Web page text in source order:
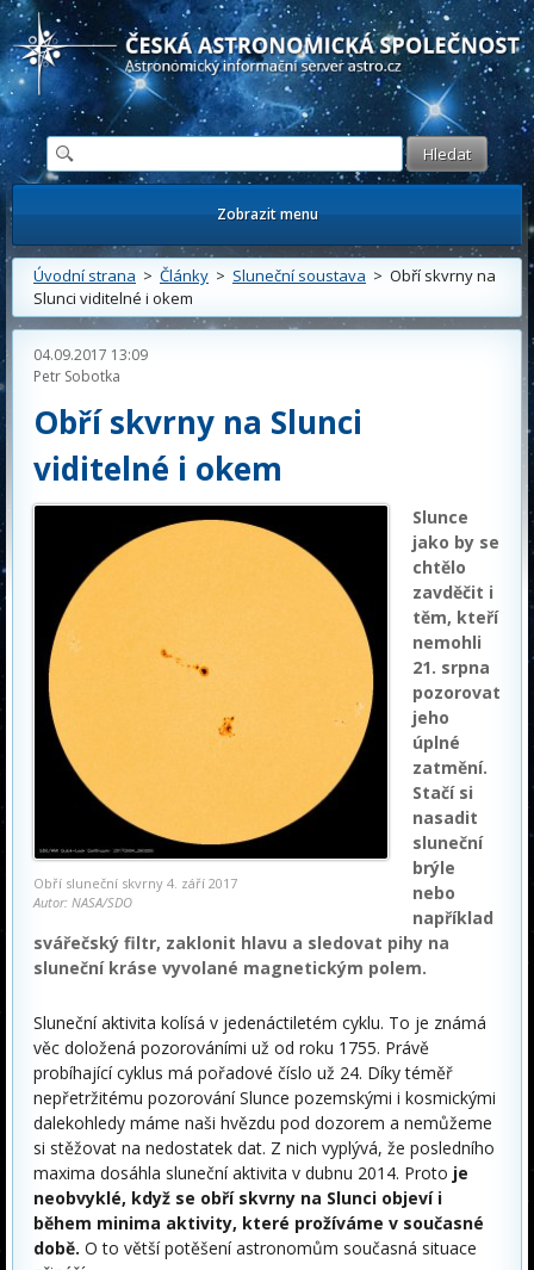
Česká astronomická společnost - Informační astronomický server
Zobrazit menu
Úvodní strana > Články > Sluneční soustava > Obří skvrny na
Slunci viditelné i okem
04.09.2017 13:09
Petr Sobotka
Obří skvrny na Slunci
viditelné i okem
Obří sluneční skvrny 4. září 2017
Autor: NASA/SDO
Slunce
jako by se
chtělo
zavděčit i
těm, kteří
nemohli
21. srpna
pozorovat
jeho
úplné
zatmění.
Stačí si
nasadit
sluneční
brýle
nebo
například
svářečský filtr, zaklonit hlavu a sledovat pihy na
sluneční kráse vyvolané magnetickým polem.
Sluneční aktivita kolísá v jedenáctiletém cyklu. To je známá
věc doložená pozorováními už od roku 1755. Právě
probíhající cyklus má pořadové číslo už 24. Díky téměř
nepřetržitému pozorování Slunce pozemskými i kosmickými
dalekohledy máme naši hvězdu pod dozorem a nemůžeme
si stěžovat na nedostatek dat. Z nich vyplývá, že posledního
maxima dosáhla sluneční aktivita v dubnu 2014. Proto je
neobvyklé, když se obří skvrny na Slunci objeví i
během minima aktivity, které prožíváme v současné
době. O to větší potěšení astronomům současná situace